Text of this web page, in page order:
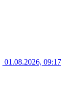
01.08.2026, 09:17